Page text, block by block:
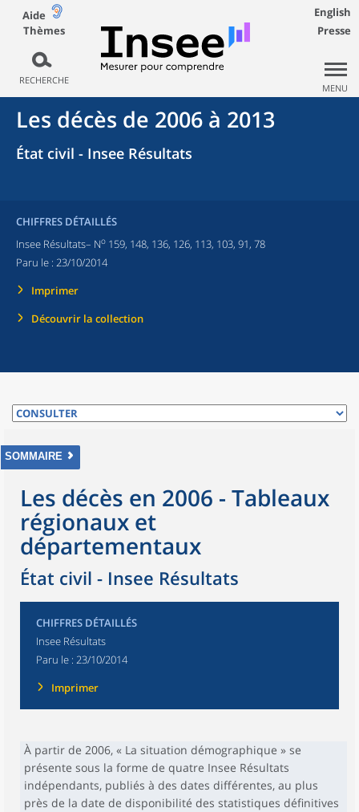
Aide
Thèmes
RECHERCHE
English
Presse
MENU
Les décès de 2006 à 2013
État civil - Insee Résultats
CHIFFRES DÉTAILLÉS
Insee Résultats– No 159, 148, 136, 126, 113, 103, 91, 78
Paru le : 23/10/2014
Imprimer
Découvrir la collection
SOMMAIRE
Les décès en 2006 - Tableaux
régionaux et
départementaux
État civil - Insee Résultats
CHIFFRES DÉTAILLÉS
Insee Résultats
Paru le : 23/10/2014
Imprimer
À partir de 2006, « La situation démographique » se
présente sous la forme de quatre Insee Résultats
indépendants, publiés à des dates différentes, au plus
près de la date de disponibilité des statistiques définitives